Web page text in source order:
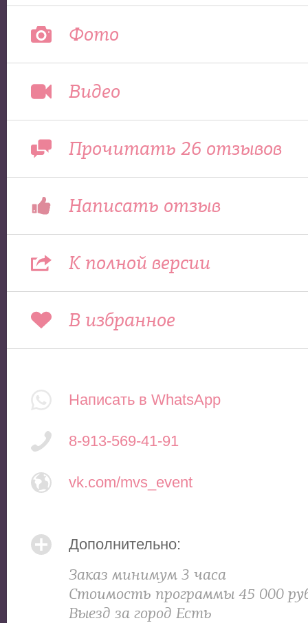
Фото
Видео
Прочитать 26 отзывов
Написать отзыв
К полной версии
В избранное
Написать в WhatsApp
8-913-569-41-91
vk.com/mvs_event
Дополнительно:
Заказ минимум 3 часа
Стоимость программы 45 000
Выезд за город Есть